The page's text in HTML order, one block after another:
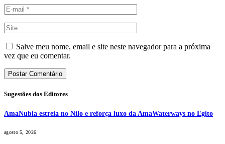
Salve meu nome, email e site neste navegador para a próxima
vez que eu comentar.
Sugestões dos Editores
AmaNubia estreia no Nilo e reforça luxo da AmaWaterways no Egito
agosto 5, 2026